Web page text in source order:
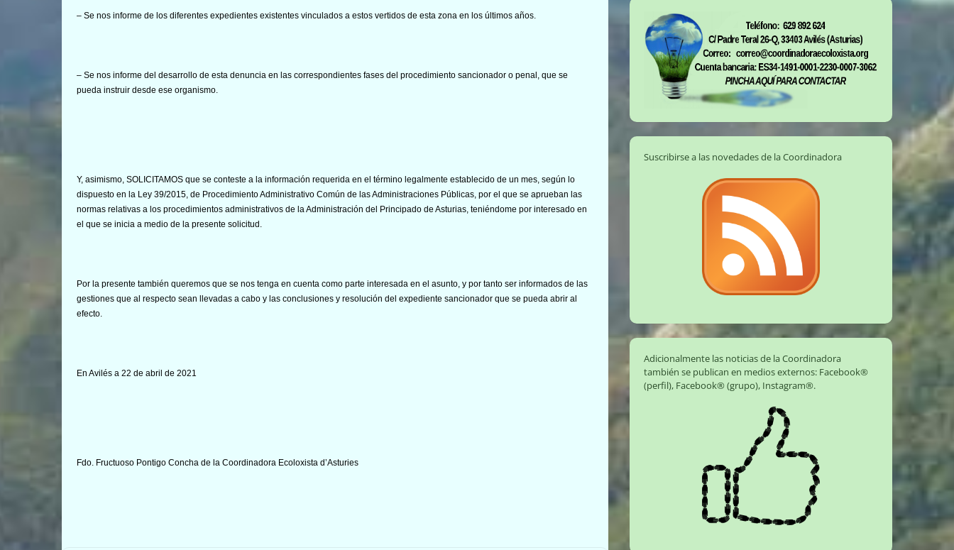
– Se nos informe de los diferentes expedientes existentes vinculados a estos vertidos de esta zona en los últimos años.
– Se nos informe del desarrollo de esta denuncia en las correspondientes fases del procedimiento sancionador o penal, que se
pueda instruir desde ese organismo.
Y, asimismo, SOLICITAMOS que se conteste a la información requerida en el término legalmente establecido de un mes, según lo
dispuesto en la Ley 39/2015, de Procedimiento Administrativo Común de las Administraciones Públicas, por el que se aprueban las
normas relativas a los procedimientos administrativos de la Administración del Principado de Asturias, teniéndome por interesado en
el que se inicia a medio de la presente solicitud.
Por la presente también queremos que se nos tenga en cuenta como parte interesada en el asunto, y por tanto ser informados de las
gestiones que al respecto sean llevadas a cabo y las conclusiones y resolución del expediente sancionador que se pueda abrir al
efecto.
En Avilés a 22 de abril de 2021
Fdo. Fructuoso Pontigo Concha de la Coordinadora Ecoloxista d’Asturies
Suscribirse a las novedades de la Coordinadora
Adicionalmente las noticias de la Coordinadora
también se publican en medios externos: Facebook®
(perfil), Facebook® (grupo), Instagram®.